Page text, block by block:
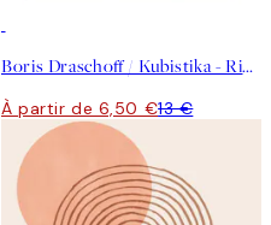
Boris Draschoff / Kubistika - Rising Affiche
À partir de 6,50 €13 €